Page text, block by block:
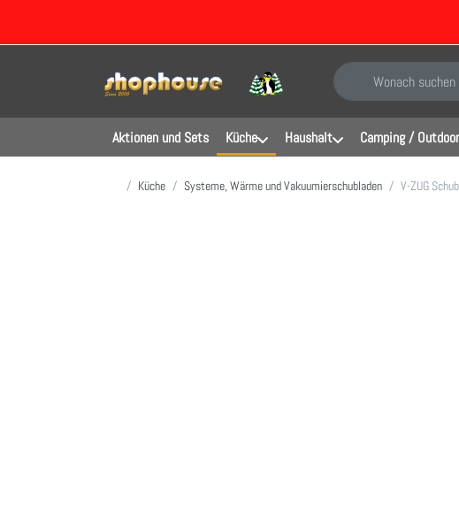
Geben Sie einen
Aktionen und Sets Küche Haushalt Camping /
Startseite
Küche Systeme, Wärme und Vakuumierschubladen V-ZUG